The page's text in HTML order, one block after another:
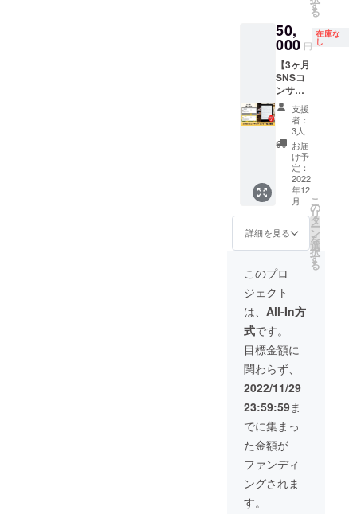
ワーク
販売や
企業イ
メージ
が相違
する場
合等、
掲載を
お断り
させて
いただ
く場合
があり
ます。
お断り
いただ
いた場
いても
返金は
いたし
かねま
す。
の企画
立案と
集客方
法のア
ドバイ
ス ⑤企
業さま
の採用
ニーズ
の場合
は、実
際に働
いてい
る方の
価値観
像の深
掘り。
投稿の
作成方
法のア
ドバイ
ス 日
程：
2023年
1月〜6
月の間
に1回
場所：
オンラ
イン
zoomに
て開催
（動作
環境：
PC／ス
だきま
す。
人、雑
談も
OK！ 日
程：
2023年
1月〜6
月の間
に初回
利用開
始(3ヶ
月間で
上限6
回) 場
所：オ
ンライ
ン
zoomに
環境：
マホ）
時間：1
コーチ
ング60
分 ※日
程など
詳細は
にて連
絡させ
ていた
だきま
す。
トで1回
あなた
の紹介
や告知
をお手
伝いし
ます。
https://t
witter.c
om/RY
OJI_PO
RSCHE
クラウ
ドファ
ンディ
ング終
了後、
メッ
セージ
機能に
て支援
者様個
別に連
絡方法
をお知
らせし
ます。
10名限
定で
す。
《リ
ターン
実行の
流れ》
引用し
す
る
50,
000 円
在庫な
し
【3ヶ月
SNSコ
ンサル
ティン
グ＋電
子書
籍】 ひ
まわり
コーチ
りょう
じによ
Twitter
運用コ
ンサル
を3ヶ月
間受け
ること
ができ
る権利
です。
3ヶ月間
で受け
られる
コンサ
ルティ
ングの
上限は6
回まで
です。
電子書
籍付
き。 3
名限定
支援
者：
3人
お届
け予
定：
2022
年12
月
詳細を見る
こ
の
リ
タ
ー
ン
を
選
択
す
る
このプロ
ジェクト
は、 All-In方
式です。
目標金額に
関わらず、
2022/11/29
23:59:59ま
でに集まっ
た金額が
ファンディ
ングされま
す。